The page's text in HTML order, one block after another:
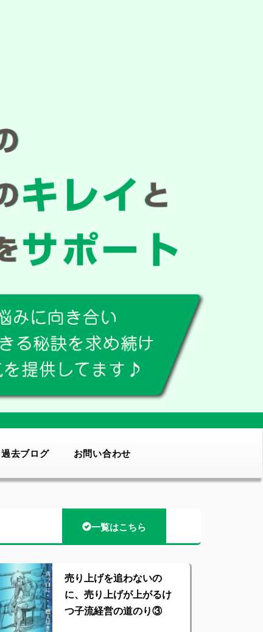
過去ブログ お問い合わせ
一覧はこちら
売り上げを追わないの
に、売り上げが上がるけ
つ子流経営の道のり③